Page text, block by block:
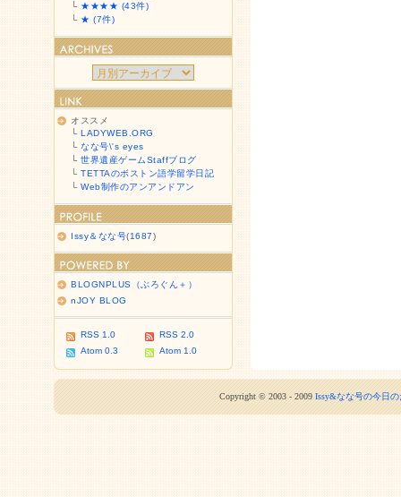
└ ★★★★ (43件)
└ ★ (7件)
オススメ
└LADYWEB.ORG
└なな号\'s eyes
└世界遺産ゲームStaffブログ
└TETTAのボストン語学留学日記
└Web制作のアンアンドアン
Issy＆なな号(1687)
BLOGNPLUS（ぶろぐん＋）
nJOY BLOG
RSS 1.0
RSS 2.0
Atom 0.3
Atom 1.0
Copyright © 2003 - 2009 Issy&なな号の今日